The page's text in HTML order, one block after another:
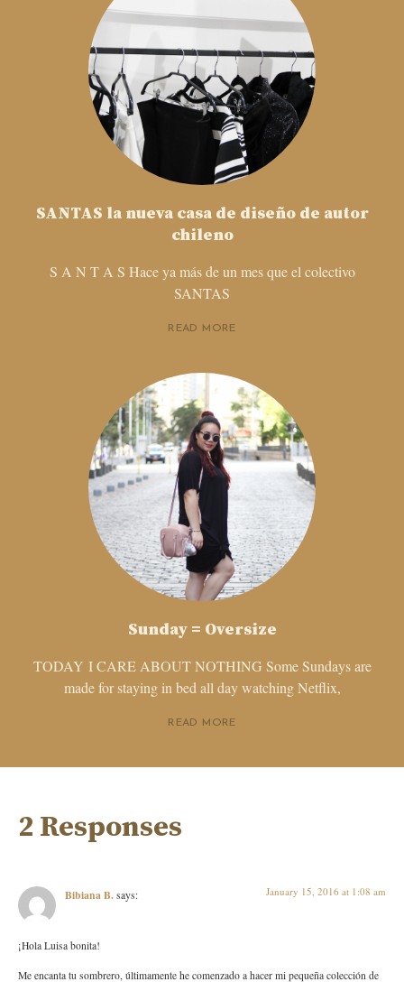
SANTAS la nueva casa de diseño de autor
chileno
S A N T A S Hace ya más de un mes que el colectivo
SANTAS
READ MORE
Sunday = Oversize
TODAY I CARE ABOUT NOTHING Some Sundays are
made for staying in bed all day watching Netflix,
READ MORE
2 Responses
Bibiana B. says: January 15, 2016 at 1:08 am
¡Hola Luisa bonita!
Me encanta tu sombrero, últimamente he comenzado a hacer mi pequeña colección de